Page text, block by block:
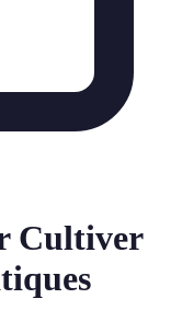
Cultiver